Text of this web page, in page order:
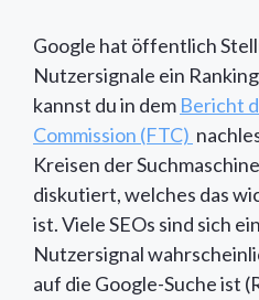
Google hat öffentlich
Nutzersignale ein
kannst du in dem Bericht
Commission (FTC)
Kreisen der
diskutiert, welches das
ist. Viele SEOs sind sich
Nutzersignal
auf die Google-Suche ist